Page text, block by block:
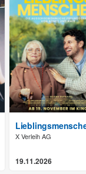
X Verleih AG
19.11.2026